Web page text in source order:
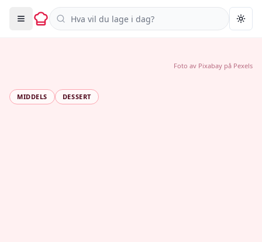
Søk i oppskrifter
MIDDELS DESSERT
Foto av Pixabay på Pexels